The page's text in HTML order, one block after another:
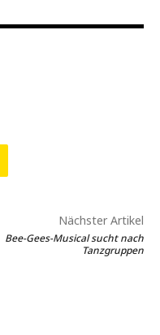
Nächster Artikel
Bee-Gees-Musical sucht nach
Tanzgruppen